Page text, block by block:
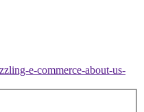
e-commerce-about-us-